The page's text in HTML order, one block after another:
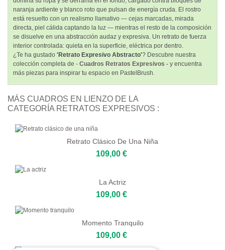
naranja ardiente y blanco roto que pulsan de energía cruda. El rostro
está resuelto con un realismo llamativo — cejas marcadas, mirada
directa, piel cálida captando la luz — mientras el resto de la composición
se disuelve en una abstracción audaz y expresiva. Un retrato de fuerza
interior controlada: quieta en la superficie, eléctrica por dentro.
¿Te ha gustado 'Retrato Expresivo Abstracto'? Descubre nuestra
colección completa de - Cuadros Retratos Expresivos - y encuentra
más piezas para inspirar tu espacio en PastelBrush.
MÁS CUADROS EN LIENZO DE LA
CATEGORÍA RETRATOS EXPRESIVOS :
Retrato Clásico De Una Niña
109,00 €
La Actriz
109,00 €
Momento Tranquilo
109,00 €